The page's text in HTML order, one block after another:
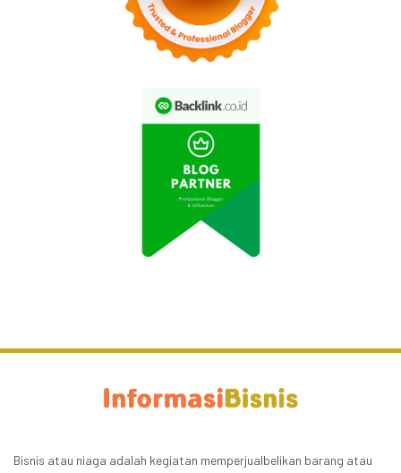
Bisnis atau niaga adalah kegiatan memperjualbelikan barang atau